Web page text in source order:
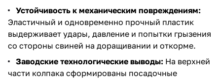
Устойчивость к механическим повреждениям:
Эластичный и одновременно прочный пластик
выдерживает удары, давление и попытки грызения
со стороны свиней на доращивании и откорме.
Заводские технологические выводы: На верхней
части колпака сформированы посадочные